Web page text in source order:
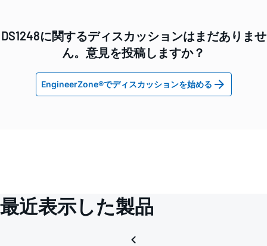
DS1248に関するディスカッションはまだありませ
ん。意見を投稿しますか？
EngineerZone®でディスカッションを始める
最近表示した製品